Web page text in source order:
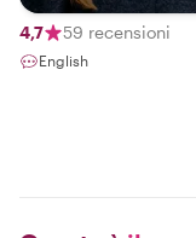
4,7 59 recensioni
English